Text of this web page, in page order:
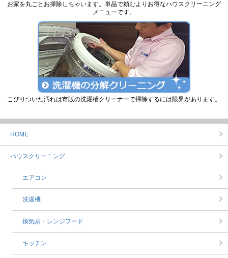
お家を丸ごとお掃除しちゃいます。単品で頼むよりお得なハウスクリーニング
メニューです。
こびりついた汚れは市販の洗濯槽クリーナーで掃除するには限界があります。
HOME
ハウスクリーニング
エアコン
洗濯機
換気扇・レンジフード
キッチン